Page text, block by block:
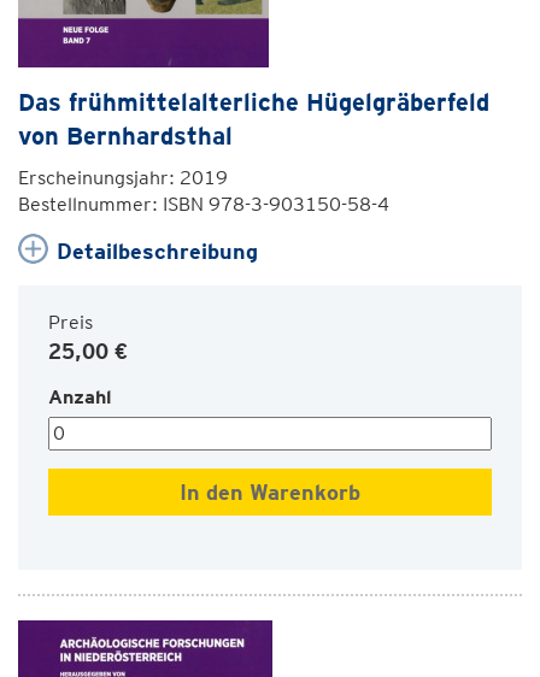
Das frühmittelalterliche Hügelgräberfeld
von Bernhardsthal
Erscheinungsjahr: 2019
Bestellnummer: ISBN 978-3-903150-58-4
Detailbeschreibung
Preis
25,00 €
Anzahl